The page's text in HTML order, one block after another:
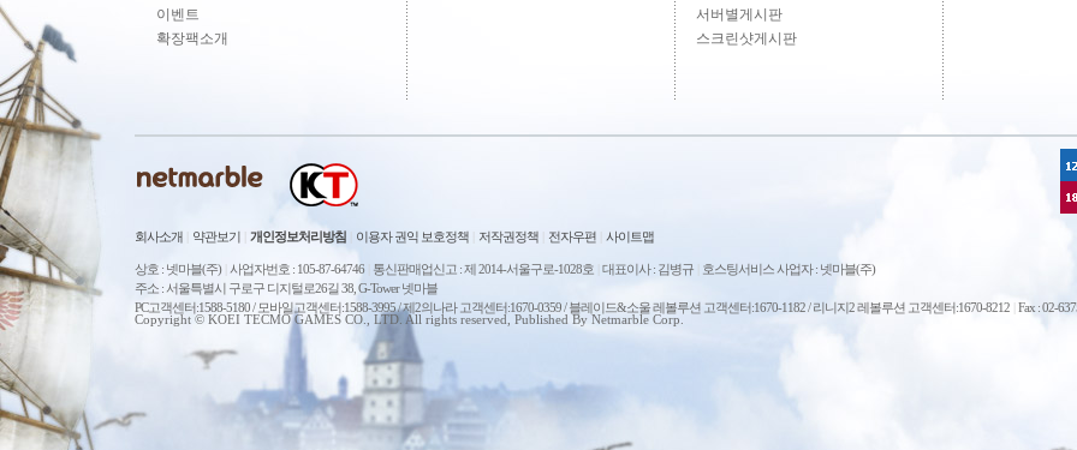
이벤트
확장팩소개
서버별게시판
스크린샷게시판
회사소개 약관보기 개인정보처리방침 이용자 권익 보호정책 저작권정책 전자우편 사이트맵
상호 : 넷마블(주) 사업자번호 : 105-87-64746 통신판매업신고 : 제 2014-서울구로-1028호 대표이사 : 김병규
호스팅서비스 사업자 : 넷마블(주)
주소 : 서울특별시 구로구 디지털로26길 38, G-Tower 넷마블
PC고객센터:1588-5180 / 모바일고객센터:1588-3995 / 제2의나라 고객센터:1670-0359 / 블레이드&소울 레볼루션 고객센터:1670-1182 / 리니지2 레볼루션 고객센터:1670-8212 Fax : 02-
Copyright © KOEI TECMO GAMES CO., LTD. All rights reserved, Published By Netmarble Corp.